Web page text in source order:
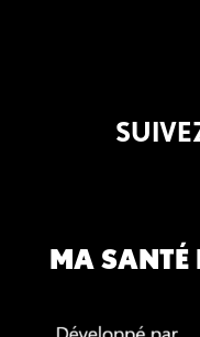
MA SANTÉ